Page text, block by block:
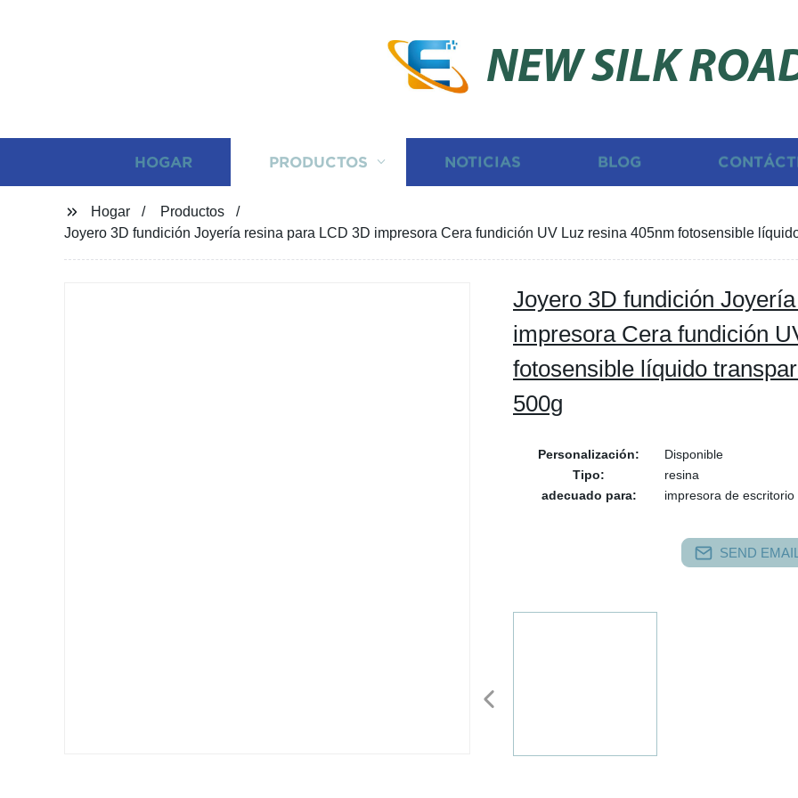
NEW SILK
HOGAR PRODUCTOS NOTICIAS BLOG
Hogar
Productos
Joyero 3D fundición Joyería resina para LCD 3D impresora Cera fundición UV Luz resina 405nm fotosensible
Joyero 3D fundición
impresora Cera fundición
fotosensible líquido
500g
Personalización:
Disponible
Tipo:
resina
adecuado para:
impresora de escritorio
SEND